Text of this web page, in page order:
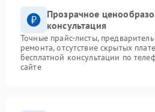
Прозрачное
консультация
Точные прайс-листы,
ремонта, отсутствие скрытых
бесплатной консультации по
сайте